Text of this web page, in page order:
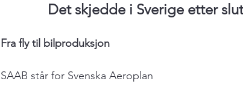
Det skjedde i Sverige etter
Fra fly til bilproduksjon
SAAB står for Svenska Aeroplan